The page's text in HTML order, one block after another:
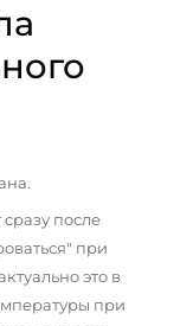
после
при
это в
при